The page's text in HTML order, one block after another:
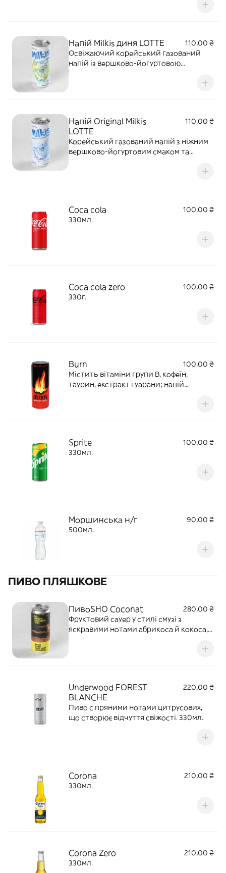
Напій Milkis диня LOTTE
110,00 ₴
Освіжаючий корейський газований
напій із вершково-йогуртовою
Напій Original Milkis
LOTTE
110,00 ₴
Корейський газований напій з ніжним
вершково-йогуртовим смаком та
Coca cola
100,00 ₴
330мл.
Coca cola zero
100,00 ₴
330г.
Burn
100,00 ₴
Містить вітаміни групи B, кофеїн,
таурин, екстракт гуарани; напій
Sprite
100,00 ₴
330мл.
Моршинська н/г
90,00 ₴
500мл.
ПИВО ПЛЯШКОВЕ
ПивоSHO Coconat
280,00 ₴
Фруктовий сауер у стилі смузі з
яскравими нотами абрикоса й кокоса,
Underwood FOREST
BLANCHE
220,00 ₴
Пиво с пряними нотами цитрусових,
що створює відчуття свіжості. 330мл.
Corona
210,00 ₴
330мл.
Corona Zero
210,00 ₴
330мл.